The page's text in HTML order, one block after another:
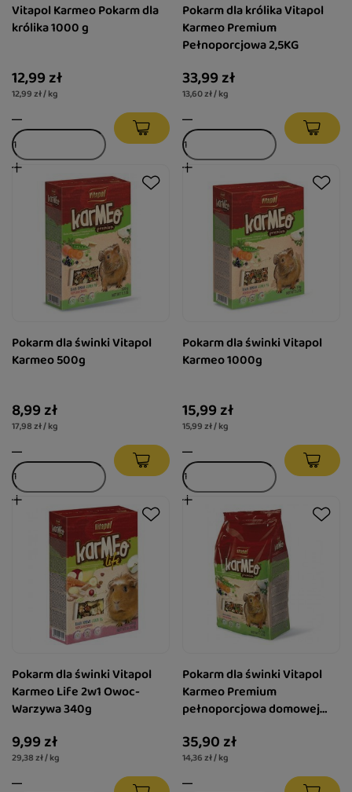
Vitapol Karmeo Pokarm dla
królika 1000 g
12,99 zł
12,99 zł / kg
Pokarm dla królika Vitapol
Karmeo Premium
Pełnoporcjowa 2,5KG
33,99 zł
13,60 zł / kg
Pokarm dla świnki Vitapol
Karmeo 500g
8,99 zł
17,98 zł / kg
Pokarm dla świnki Vitapol
Karmeo 1000g
15,99 zł
15,99 zł / kg
Pokarm dla świnki Vitapol
Karmeo Life 2w1 Owoc-
Warzywa 340g
9,99 zł
29,38 zł / kg
Pokarm dla świnki Vitapol
Karmeo Premium
pełnoporcjowa domowej
35,90 zł
14,36 zł / kg